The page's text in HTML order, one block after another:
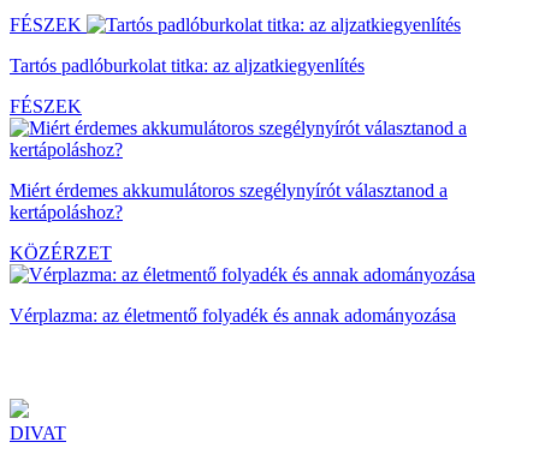
FÉSZEK
Tartós padlóburkolat titka: az aljzatkiegyenlítés
FÉSZEK
Miért érdemes akkumulátoros szegélynyírót választanod a
kertápoláshoz?
KÖZÉRZET
Vérplazma: az életmentő folyadék és annak adományozása
DIVAT